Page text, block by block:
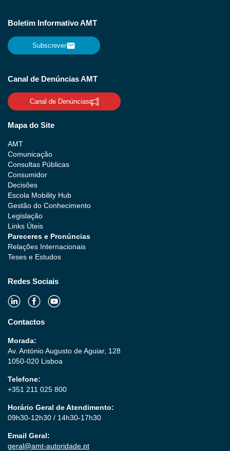
Boletim Informativo AMT
Subscrever
Canal de Denúncias AMT
Canal de Denúncias
Mapa do Site
AMT
Comunicação
Consultas Públicas
Consumidor
Decisões
Escola Mobility Hub
Gestão do Conhecimento
Legislação
Links Úteis
Pareceres e Pronúncias
Relações Internacionais
Teses e Estudos
Redes Sociais
Contactos
Morada:
Av. António Augusto de Aguiar, 128
1050-020 Lisboa
Telefone:
+351 211 025 800
Horário Geral de Atendimento:
09h30-12h30 / 14h30-17h30
Email Geral:
geral@amt-autoridade.pt